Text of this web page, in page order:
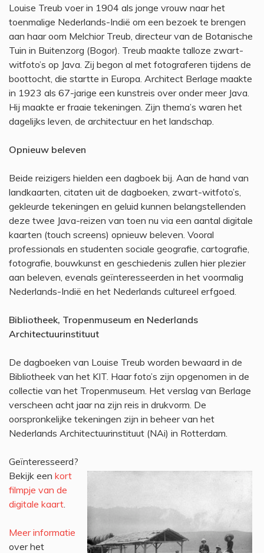
Louise Treub voer in 1904 als jonge vrouw naar het
toenmalige Nederlands-Indië om een bezoek te brengen
aan haar oom Melchior Treub, directeur van de Botanische
Tuin in Buitenzorg (Bogor). Treub maakte talloze zwart-
witfoto’s op Java. Zij begon al met fotograferen tijdens de
boottocht, die startte in Europa. Architect Berlage maakte
in 1923 als 67-jarige een kunstreis over onder meer Java.
Hij maakte er fraaie tekeningen. Zijn thema’s waren het
dagelijks leven, de architectuur en het landschap.
Opnieuw beleven
Beide reizigers hielden een dagboek bij. Aan de hand van
landkaarten, citaten uit de dagboeken, zwart-witfoto’s,
gekleurde tekeningen en geluid kunnen belangstellenden
deze twee Java-reizen van toen nu via een aantal digitale
kaarten (touch screens) opnieuw beleven. Vooral
professionals en studenten sociale geografie, cartografie,
fotografie, bouwkunst en geschiedenis zullen hier plezier
aan beleven, evenals geïnteresseerden in het voormalig
Nederlands-Indië en het Nederlands cultureel erfgoed.
Bibliotheek, Tropenmuseum en Nederlands
Architectuurinstituut
De dagboeken van Louise Treub worden bewaard in de
Bibliotheek van het KIT. Haar foto’s zijn opgenomen in de
collectie van het Tropenmuseum. Het verslag van Berlage
verscheen acht jaar na zijn reis in drukvorm. De
oorspronkelijke tekeningen zijn in beheer van het
Nederlands Architectuurinstituut (NAi) in Rotterdam.
Geïnteresseerd?
Bekijk een kort
filmpje van de
digitale kaart.
Meer informatie
over het